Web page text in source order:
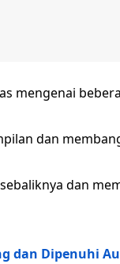
mengenai
dan
dan
dan Dipenuhi